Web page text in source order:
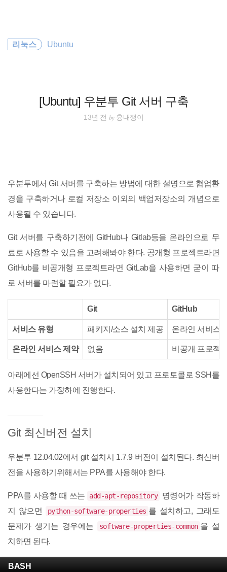
로
[Ubuntu] 우분투 Git 서버 구축
리눅스 Ubuntu
13년 전 by흉내쟁이
우분투에서 Git 서버를 구축하는 방법에 대한 설명으로 협업환
경을 구축하거나 로컬 저장소 이외의 백업저장소의 개념으로
사용될 수 있습니다.
Git 서버를 구축하기전에 GitHub나 Gitlab등을 온라인으로 무
료로 사용할 수 있음을 고려해봐야 한다. 공개형 프로젝트라면
GitHub를 비공개형 프로젝트라면 GitLab을 사용하면 굳이 따
로 서버를 마련할 필요가 없다.
Git GitHub
서비스 유형 패키지/소스 설치 제공 온라인 서비스
온라인 서비스 제약 없음 비공개 프로젝
아래에선 OpenSSH 서버가 설치되어 있고 프로토콜로 SSH를
사용한다는 가정하에 진행한다.
Git 최신버전 설치
우분투 12.04.02에서 git 설치시 1.7.9 버전이 설치된다. 최신버
전을 사용하기위해서는 PPA를 사용해야 한다.
PPA를 사용할 때 쓰는 add-apt-repository
명령어가 작동하
지 않으면
python-software-properties 를 설치하고, 그래도
문제가 생기는 경우에는
software-properties-common 을 설
치하면 된다.
BASH
Linux
app
JavaScript